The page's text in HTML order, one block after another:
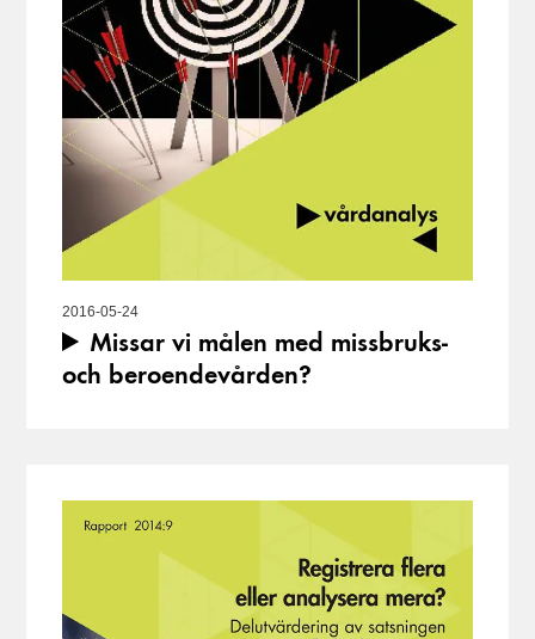
2016-05-24
Missar vi målen med missbruks-
och beroendevården?